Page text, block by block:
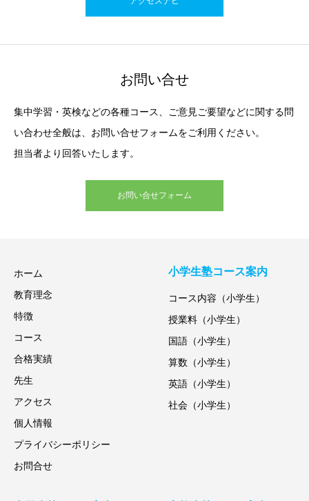
お問い合せ
集中学習・英検などの各種コース、ご意見ご要望などに関する問
い合わせ全般は、お問い合せフォームをご利用ください。
担当者より回答いたします。
お問い合せフォーム
ホーム
教育理念
特徴
コース
合格実績
先生
アクセス
個人情報
プライバシーポリシー
お問合せ
小学生塾コース案内
コース内容（小学生）
授業料（小学生）
国語（小学生）
算数（小学生）
英語（小学生）
社会（小学生）